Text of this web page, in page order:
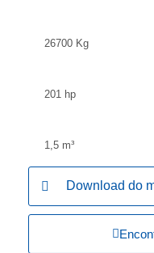
26700 Kg
201 hp
1,5 m³
Download do